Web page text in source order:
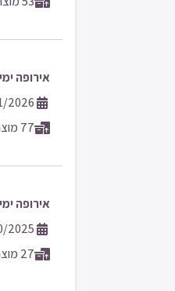
אירופה ימי
2026
77 מוצרים
אירופה ימי
2025
27 מוצרים